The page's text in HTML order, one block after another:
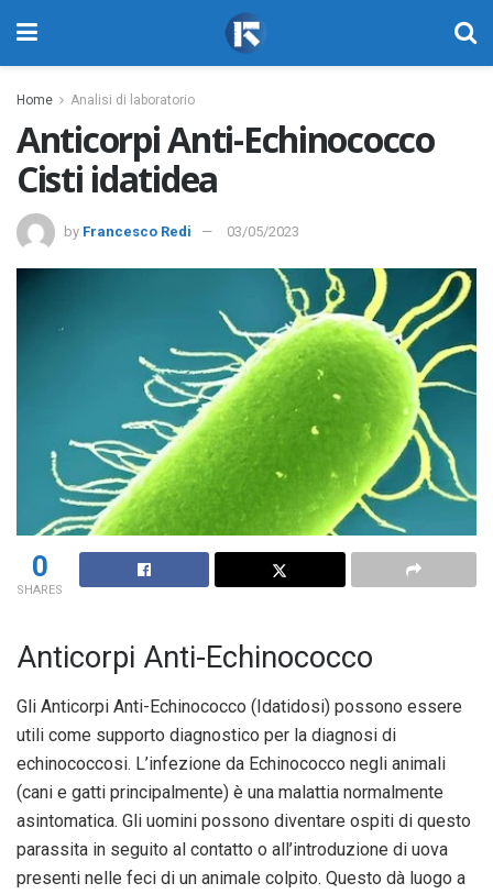
Home Analisi di laboratorio
Anticorpi Anti-Echinococco
Cisti idatidea
by Francesco Redi 03/05/2023
0
SHARES
Anticorpi Anti-Echinococco
Gli Anticorpi Anti-Echinococco (Idatidosi) possono essere
utili come supporto diagnostico per la diagnosi di
echinococcosi. L’infezione da Echinococco negli animali
(cani e gatti principalmente) è una malattia normalmente
asintomatica. Gli uomini possono diventare ospiti di questo
parassita in seguito al contatto o all’introduzione di uova
presenti nelle feci di un animale colpito. Questo dà luogo a